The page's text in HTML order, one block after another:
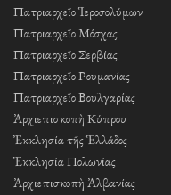
Πατριαρχεῖο Ἱεροσολύμων
Πατριαρχεῖο Μόσχας
Πατριαρχεῖο Σερβίας
Πατριαρχεῖο Ρουμανίας
Πατριαρχεῖο Βουλγαρίας
Ἀρχιεπισκοπὴ Κύπρου
Ἐκκλησία τῆς Ἑλλάδος
Ἐκκλησία Πολωνίας
Ἀρχιεπισκοπὴ Ἀλβανίας